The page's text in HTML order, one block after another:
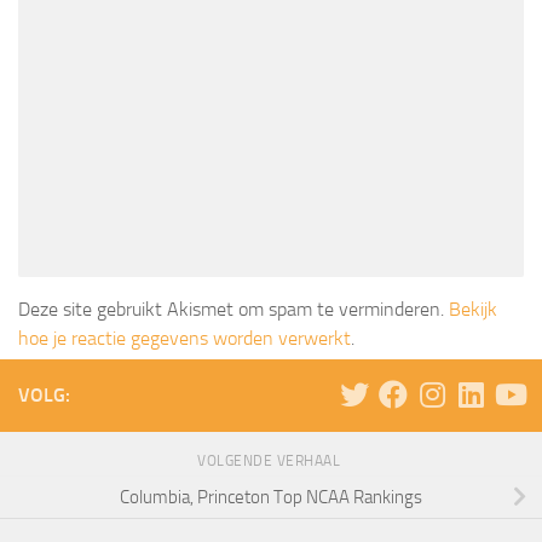
Deze site gebruikt Akismet om spam te verminderen. Bekijk
hoe je reactie gegevens worden verwerkt.
VOLG:
VOLGENDE VERHAAL
Columbia, Princeton Top NCAA Rankings